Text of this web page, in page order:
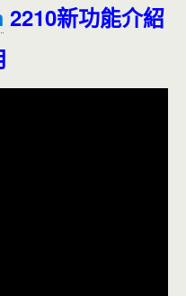
2210新功能介紹